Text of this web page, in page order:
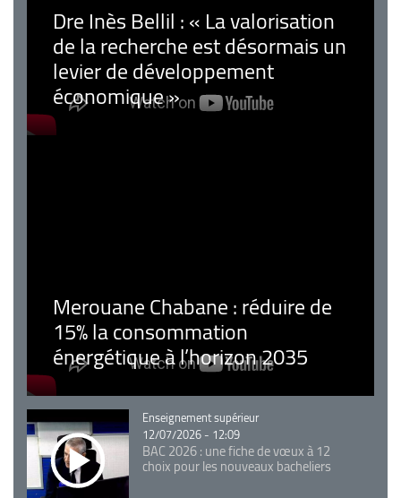
Dre Inès Bellil : « La valorisation
de la recherche est désormais un
levier de développement
économique »
Merouane Chabane : réduire de
15% la consommation
énergétique à l’horizon 2035
Catégorie
Enseignement supérieur
12/07/2026 - 12:09
BAC 2026 : une fiche de vœux à 12
choix pour les nouveaux bacheliers